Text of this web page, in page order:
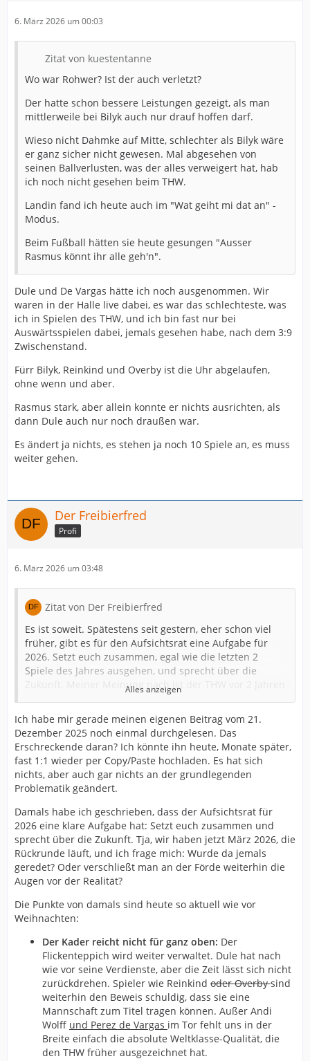
6. März 2026 um 00:03
Zitat von kuestentanne
Wo war Rohwer? Ist der auch verletzt?
Der hatte schon bessere Leistungen gezeigt, als man
mittlerweile bei Bilyk auch nur drauf hoffen darf.
Wieso nicht Dahmke auf Mitte, schlechter als Bilyk wäre
er ganz sicher nicht gewesen. Mal abgesehen von
seinen Ballverlusten, was der alles verweigert hat, hab
ich noch nicht gesehen beim THW.
Landin fand ich heute auch im "Wat geiht mi dat an" -
Modus.
Beim Fußball hätten sie heute gesungen "Ausser
Rasmus könnt ihr alle geh'n".
Dule und De Vargas hätte ich noch ausgenommen. Wir
waren in der Halle live dabei, es war das schlechteste, was
ich in Spielen des THW, und ich bin fast nur bei
Auswärtsspielen dabei, jemals gesehen habe, nach dem 3:9
Zwischenstand.
Fürr Bilyk, Reinkind und Overby ist die Uhr abgelaufen,
ohne wenn und aber.
Rasmus stark, aber allein konnte er nichts ausrichten, als
dann Dule auch nur noch draußen war.
Es ändert ja nichts, es stehen ja noch 10 Spiele an, es muss
weiter gehen.
Der Freibierfred
Profi
6. März 2026 um 03:48
Zitat von Der Freibierfred
Es ist soweit. Spätestens seit gestern, eher schon viel
früher, gibt es für den Aufsichtsrat eine Aufgabe für
2026. Setzt euch zusammen, egal wie die letzten 2
Spiele des Jahres ausgehen, und sprecht über die
Zukunft. Meiner Meinung nach ist der THW vor 2 Jahren
falsch abgebogen und man versucht jetzt, es zu
euch den Kader an und denkt darüber nach, ob dieser
Kader in der Lage ist, eine Meisterschaft zu gewinnen.
Laube, Overby, Reinkind, und Nacinovik haben nicht die
Klasse, die für eine Meisterschaft nötig ist. Ich muss es
leider sagen: Duvnjak hat bei allen Verdiensten das
aber mehr auch nicht. Die einzige Position, die keine
Verbesserungen benötigt, ist im Tor. Sonst muss ein
kompletter Neuaufbau her und kein Flickenteppich, wie
es gerade vollzogen wird.
Bitte sagt Dyn, sie sollen den THW-Trailer
mehr hören. Wer hat Jicha ein neues Fremdwort
beigebracht? Die Mannschaft oder der Verein, aber bitte
nicht Organisation. Da macht sich halb Deutschland
darüber lustig.
Hört auf, in der Vergangenheit zu leben, und ich muss
ehrlich zugeben: Wenn ich die Kommentare auf allen
THW-Kanälen lese, muss ich feststellen, dass die Fans
sich mit der Mittelmäßigkeit abgefunden haben. Es wird
vieles schön geredet und die Jungs benötigen Zeit usw.
Es sind einfach die falschen Jungs im Verein.
Alles anzeigen
Ich habe mir gerade meinen eigenen Beitrag vom 21.
Dezember 2025 noch einmal durchgelesen. Das
Erschreckende daran? Ich könnte ihn heute, Monate später,
fast 1:1 wieder per Copy/Paste hochladen. Es hat sich
nichts, aber auch gar nichts an der grundlegenden
Problematik geändert.
Damals habe ich geschrieben, dass der Aufsichtsrat für
2026 eine klare Aufgabe hat: Setzt euch zusammen und
sprecht über die Zukunft. Tja, wir haben jetzt März 2026, die
Rückrunde läuft, und ich frage mich: Wurde da jemals
geredet? Oder verschließt man an der Förde weiterhin die
Augen vor der Realität?
Die Punkte von damals sind heute so aktuell wie vor
Weihnachten:
Der Kader reicht nicht für ganz oben: Der
Flickenteppich wird weiter verwaltet. Dule hat nach
wie vor seine Verdienste, aber die Zeit lässt sich nicht
zurückdrehen. Spieler wie Reinkind oder Overbysind
weiterhin den Beweis schuldig, dass sie eine
Mannschaft zum Titel tragen können. Außer Andi
Wolff und Perez de Vargas im Tor fehlt uns in der
Breite einfach die absolute Weltklasse-Qualität, die
den THW früher ausgezeichnet hat.